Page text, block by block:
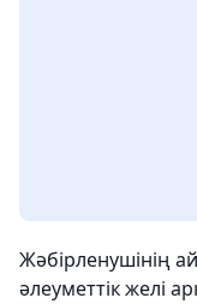
Жәбірленушінің
әлеуметтік желі